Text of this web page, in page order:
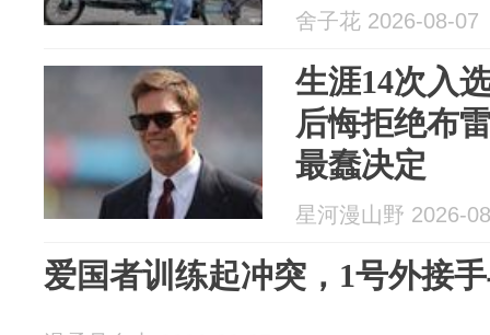
舍子花 2026-08-07
生涯14次入
后悔拒绝布
最蠢决定
星河漫山野 2026-
爱国者训练起冲突，1号外接